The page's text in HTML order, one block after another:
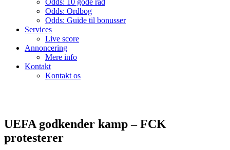
Odds: Ordbog
Odds: Guide til bonusser
Services
Live score
Annoncering
Mere info
Kontakt
Kontakt os
UEFA godkender kamp – FCK
protesterer